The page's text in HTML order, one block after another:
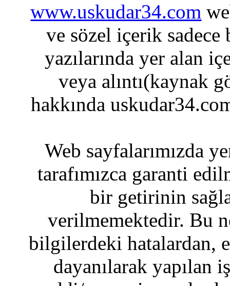
www.uskudar34.com
ve sözel içerik sadece
yazılarında yer alan
veya alıntı(kaynak
hakkında
Web sayfalarımızda
tarafımızca garanti
bir getirinin
verilmemektedir. Bu
bilgilerdeki hatalardan,
dayanılarak yapılan